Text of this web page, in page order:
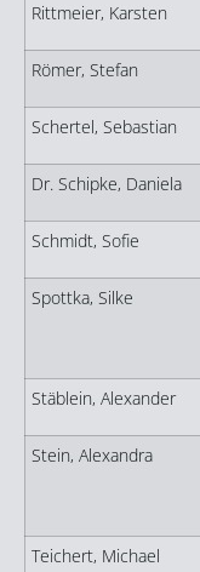
Rittmeier, Karsten
Römer, Stefan
Schertel, Sebastian
Dr. Schipke, Daniela
Schmidt, Sofie
Spottka, Silke
Stäblein, Alexander
Stein, Alexandra
Teichert, Michael